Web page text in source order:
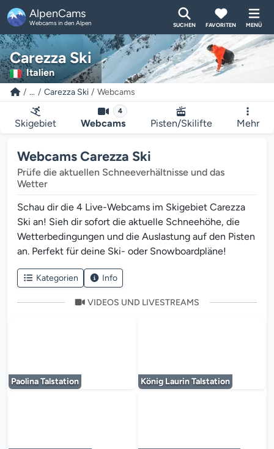
AlpenCams
Webcams in den Alpen SUCHEN FAVORITEN MENÜ
Carezza Ski
Italien
... Carezza Ski Webcams
Skigebiet
4
Webcams Pisten/Skilifte Mehr
Webcams Carezza Ski
Prüfe die aktuellen Schneeverhältnisse und das
Wetter
Schau dir die 4 Live-Webcams im Skigebiet Carezza
Ski an! Sieh dir sofort die aktuelle Schneehöhe, die
Wetterbedingungen und die Auslastung auf den Pisten
an. Perfekt für deine Ski- oder Snowboardpläne!
Kategorien Info
VIDEOS UND LIVESTREAMS
Paolina Talstation König Laurin Talstation